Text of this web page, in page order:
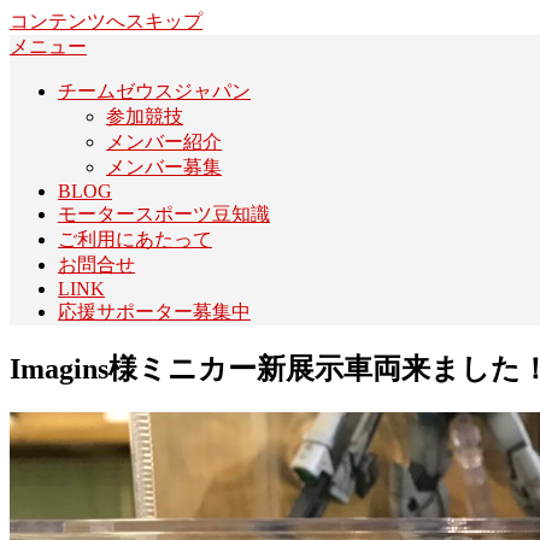
コンテンツへスキップ
メニュー
チームゼウスジャパン
参加競技
メンバー紹介
メンバー募集
BLOG
モータースポーツ豆知識
ご利用にあたって
お問合せ
LINK
応援サポーター募集中
Imagins様ミニカー新展示車両来ました